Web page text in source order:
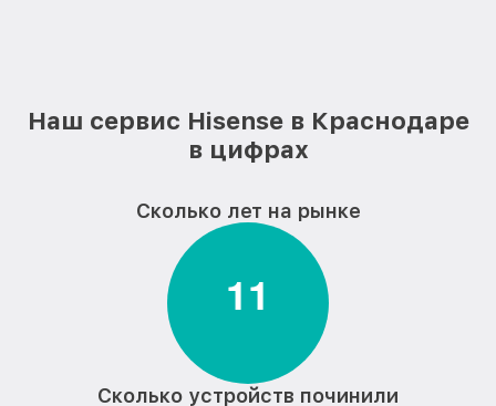
Наш сервис Hisense в Краснодаре
в цифрах
Сколько лет на рынке
11
Сколько устройств починили